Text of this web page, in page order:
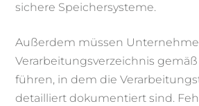
sichere Speichersysteme.
Außerdem müssen
Verarbeitungsverzeichnis gemäß
führen, in dem die
detailliert dokumentiert sind.